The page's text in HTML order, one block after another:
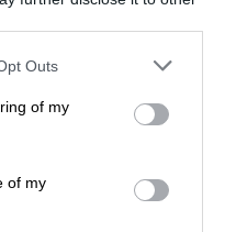
Outs
of my
of my
ofertę
ofertę.